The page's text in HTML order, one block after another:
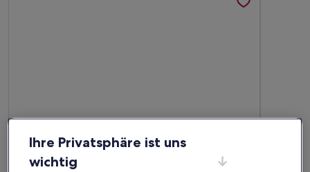
Premium-Gastgeber
Ihre Privatsphäre ist uns
wichtig